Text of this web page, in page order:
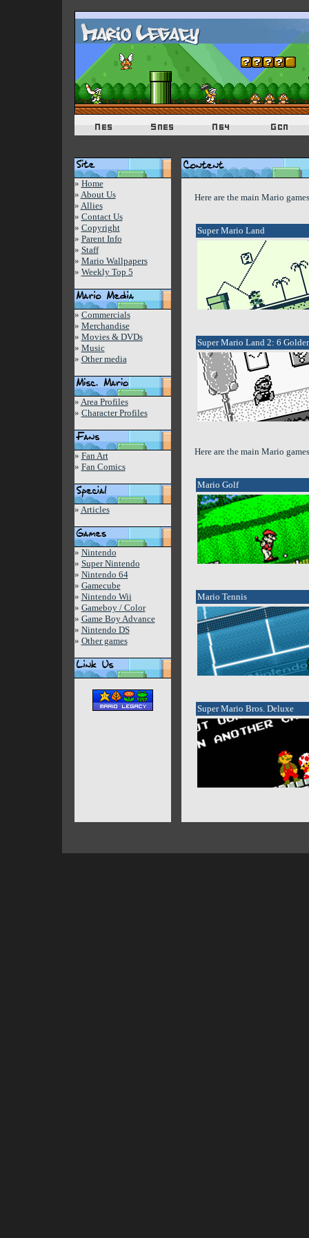
» Home
» About Us
» Allies
» Contact Us
» Copyright
» Parent Info
» Staff
» Mario Wallpapers
» Weekly Top 5
» Commercials
» Merchandise
» Movies & DVDs
» Music
» Other media
» Area Profiles
» Character Profiles
» Fan Art
» Fan Comics
» Articles
» Nintendo
» Super Nintendo
» Nintendo 64
» Gamecube
» Nintendo Wii
» Gameboy / Color
» Game Boy Advance
» Nintendo DS
» Other games
Here are the main Mario
Super Mario Land
Super Mario Land 2: 6
Here are the main Mario
Mario Golf
Mario Tennis
Super Mario Bros. Deluxe